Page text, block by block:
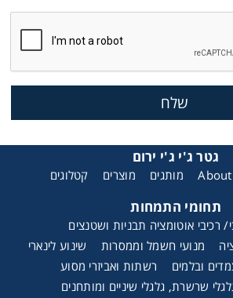
גטר ג'י ג'י ירום
מותגים מוצרים קטלוגים
תחומי התמחות
רכיבי אוטומציה תבניות ושטנצים
מנועי חשמל וממסרות
שינוע לינארי
ובלמים
רשתות ואביזרי מסוע
שרשרת, גלגלי שיניים ומותחנים